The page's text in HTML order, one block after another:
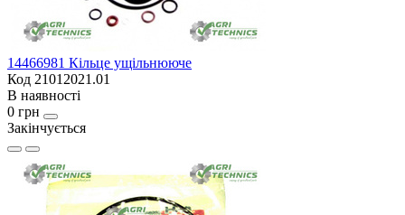
14466981 Кільце ущільнююче
Код 21012021.01
В наявності
0 грн
Закінчується